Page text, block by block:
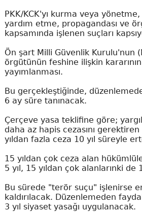
PKK/KCK'yı kurma veya
yardım etme, propagandası ve
kapsamında işlenen suçları
Ön şart Milli Güvenlik Kurulu'nun
örgütünün feshine ilişkin
yayımlanması.
Bu gerçekleştiğinde,
6 ay süre tanınacak.
Çerçeve yasa teklifine göre;
daha az hapis cezasını
yıldan fazla ceza 10 yıl süreyle
15 yıldan çok ceza alan
5 yıl, 15 yıldan çok alanlarınki de
Bu sürede "terör suçu" işlenirse
kaldırılacak. Düzenlemeden
3 yıl siyaset yasağı uygulanacak.